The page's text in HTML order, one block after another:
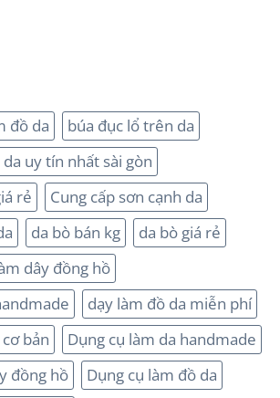
đồ da
búa đục lổ trên da
uy tín nhất sài gòn
rẻ
Cung cấp sơn cạnh da
da bò bán kg
da bò giá rẻ
dây đồng hồ
dạy làm đồ da miễn phí
bản
Dụng cụ làm da handmade
đồng hồ
Dụng cụ làm đồ da